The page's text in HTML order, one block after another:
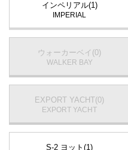
インペリアル(1)
IMPERIAL
ウォーカーベイ(0)
WALKER BAY
EXPORT YACHT(0)
EXPORT YACHT
S-2 ヨット(1)